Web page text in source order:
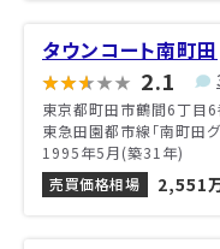
タウンコート南町田
2.1
東京都町田市鶴間6丁目
東急田園都市線「南町田
1995年5月(築31年)
売買価格相場
2,551